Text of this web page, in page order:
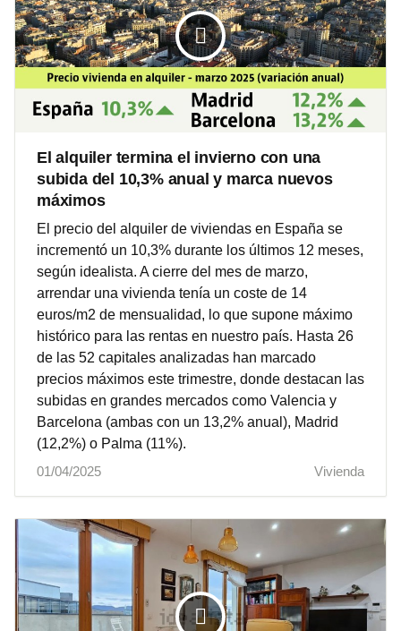
El alquiler termina el invierno con una
subida del 10,3% anual y marca nuevos
máximos
El precio del alquiler de viviendas en España se
incrementó un 10,3% durante los últimos 12 meses,
según idealista. A cierre del mes de marzo,
arrendar una vivienda tenía un coste de 14
euros/m2 de mensualidad, lo que supone máximo
histórico para las rentas en nuestro país. Hasta 26
de las 52 capitales analizadas han marcado
precios máximos este trimestre, donde destacan las
subidas en grandes mercados como Valencia y
Barcelona (ambas con un 13,2% anual), Madrid
(12,2%) o Palma (11%).
01/04/2025
Vivienda